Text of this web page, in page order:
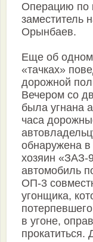
Операцию по
заместитель
Орынбаев.
Еще об одном
«тачках»
дорожной
Вечером со
была угнана
часа
обнаружена
хозяин «ЗАЗ-
автомобиль
ОП-3
угонщика,
в угоне,
прокатиться.